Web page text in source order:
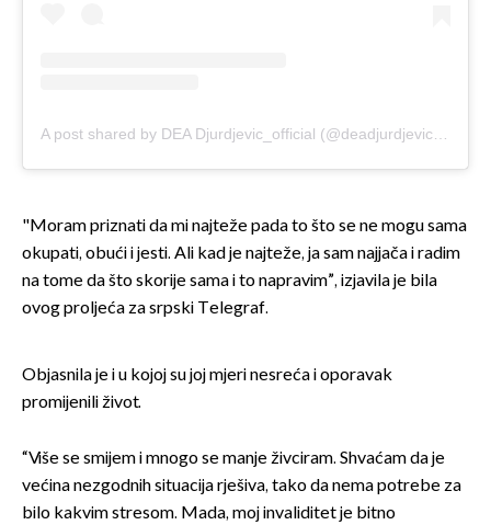
"Moram priznati da mi najteže pada to što se ne mogu sama
okupati, obući i jesti. Ali kad je najteže, ja sam najjača i radim
na tome da što skorije sama i to napravim”, izjavila je bila
ovog proljeća za srpski Telegraf.
Objasnila je i u kojoj su joj mjeri nesreća i oporavak
promijenili život.
“Više se smijem i mnogo se manje živciram. Shvaćam da je
većina nezgodnih situacija rješiva, tako da nema potrebe za
bilo kakvim stresom. Mada, moj invaliditet je bitno